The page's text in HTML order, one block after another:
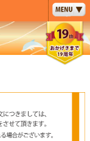
ペー
ジト
ップ
へ